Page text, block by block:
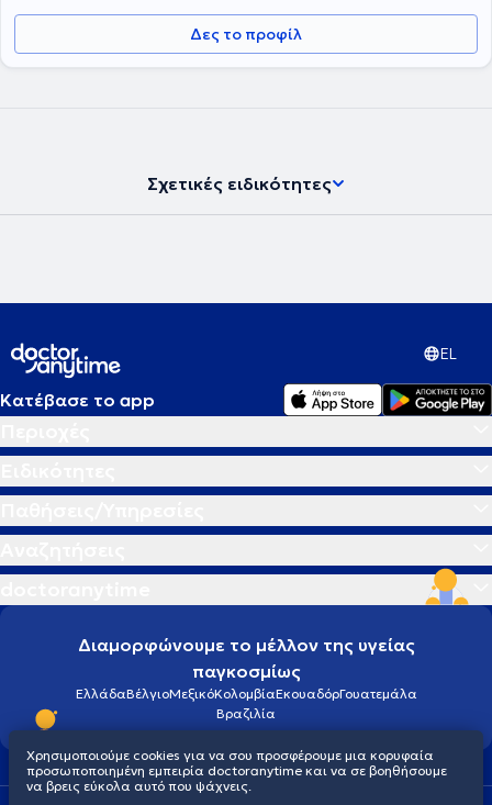
Δες το προφίλ
Σχετικές ειδικότητες
EL
Κατέβασε το app
Διαμορφώνουμε το μέλλον της υγείας
παγκοσμίως
ΕλλάδαΒέλγιοΜεξικόΚολομβίαΕκουαδόρΓουατεμάλα
Βραζιλία
Χρησιμοποιούμε cookies για να σου προσφέρουμε μια κορυφαία
προσωποποιημένη εμπειρία doctoranytime και να σε βοηθήσουμε
να βρεις εύκολα αυτό που ψάχνεις.